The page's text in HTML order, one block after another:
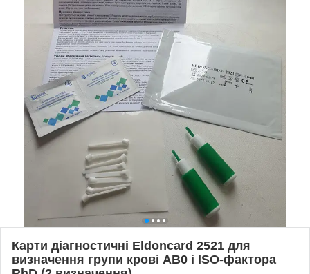
Карти діагностичні Eldoncard 2521 для
визначення групи крові AB0 і ISO-фактора